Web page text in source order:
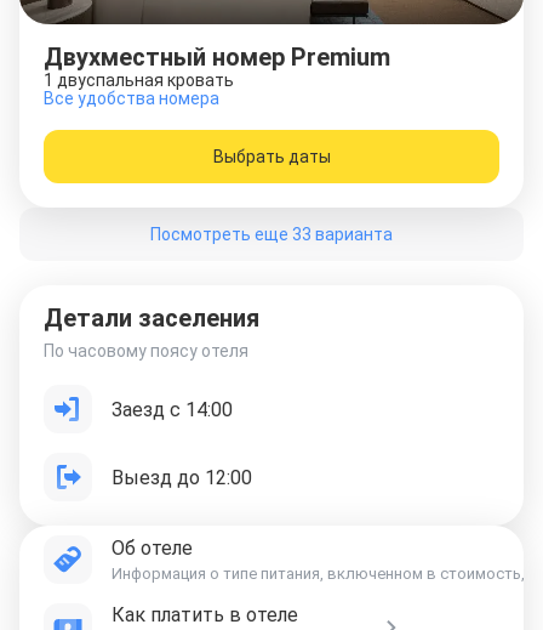
Двухместный номер Premium
1 двуспальная кровать
Все удобства номера
Выбрать даты
Посмотреть еще 33 варианта
Детали заселения
По часовому поясу отеля
Заезд с 14:00
Выезд до 12:00
Об отеле
Информация о типе питания, включенном в стоимость,
Как платить в отеле